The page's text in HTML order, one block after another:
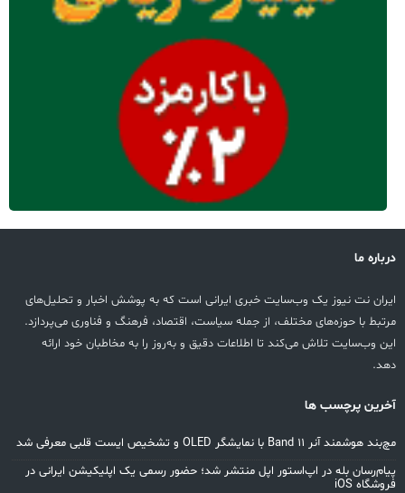
درباره ما
ایران نت نیوز یک وب‌سایت خبری ایرانی است که به پوشش اخبار و تحلیل‌های
مرتبط با حوزه‌های مختلف، از جمله سیاست، اقتصاد، فرهنگ و فناوری می‌پردازد.
این وب‌سایت تلاش می‌کند تا اطلاعات دقیق و به‌روز را به مخاطبان خود ارائه
دهد.
آخرین پرچسب ها
مچ‌بند هوشمند آنر Band 11 با نمایشگر OLED و تشخیص ایست قلبی معرفی شد
پیام‌رسان بله در اپ‌استور اپل منتشر شد؛ حضور رسمی یک اپلیکیشن ایرانی در
فروشگاه iOS